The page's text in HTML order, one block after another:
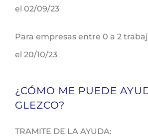
el 02/09/23
Para empresas entre 0 a 2
el 20/10/23
¿CÓMO ME PUEDE
GLEZCO?
TRAMITE DE LA AYUDA: